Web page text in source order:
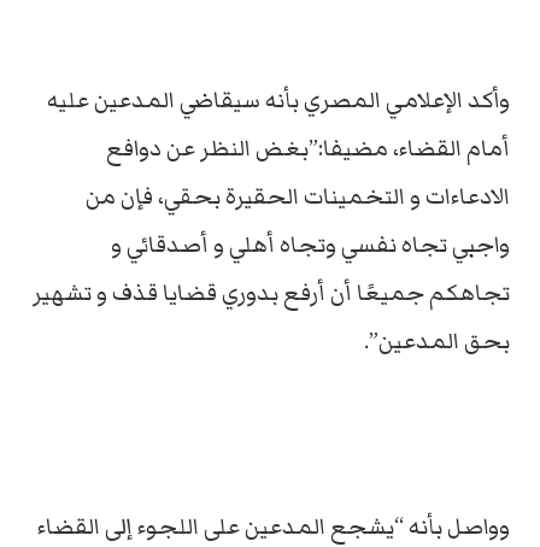
وأكد الإعلامي المصري بأنه سيقاضي المدعين عليه
أمام القضاء، مضيفا:”بغض النظر عن دوافع
الادعاءات و التخمينات الحقيرة بحقي، فإن من
واجبي تجاه نفسي وتجاه أهلي و أصدقائي و
تجاهكم جميعًا أن أرفع بدوري قضايا قذف و تشهير
بحق المدعين”.
وواصل بأنه “يشجع المدعين على اللجوء إلى القضاء